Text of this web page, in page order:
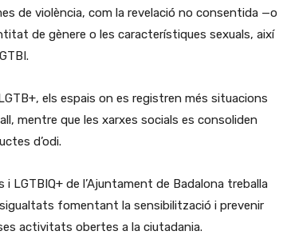
de violència, com la revelació no consentida —o
de gènere o les característiques sexuals, així
els espais on es registren més situacions
mentre que les xarxes socials es consoliden
d’odi.
LGTBIQ+ de l’Ajuntament de Badalona treballa
fomentant la sensibilització i prevenir
activitats obertes a la ciutadania.